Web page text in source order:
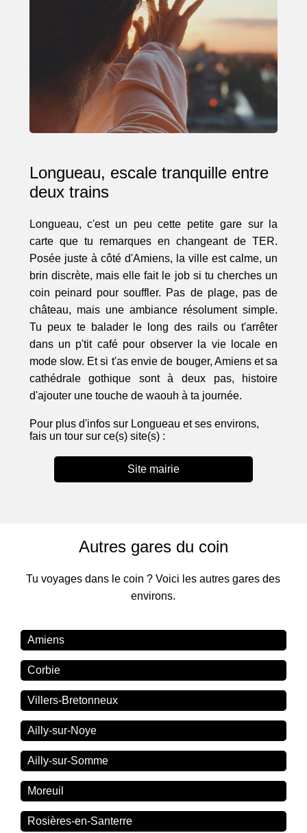
Longueau, escale tranquille entre
deux trains
Longueau, c'est un peu cette petite gare sur la
carte que tu remarques en changeant de TER.
Posée juste à côté d'Amiens, la ville est calme, un
brin discrète, mais elle fait le job si tu cherches un
coin peinard pour souffler. Pas de plage, pas de
château, mais une ambiance résolument simple.
Tu peux te balader le long des rails ou t'arrêter
dans un p'tit café pour observer la vie locale en
mode slow. Et si t'as envie de bouger, Amiens et sa
cathédrale gothique sont à deux pas, histoire
d'ajouter une touche de waouh à ta journée.
Pour plus d'infos sur Longueau et ses environs,
fais un tour sur ce(s) site(s) :
Site mairie
Autres gares du coin
Tu voyages dans le coin ? Voici les autres gares des
environs.
Amiens
Corbie
Villers-Bretonneux
Ailly-sur-Noye
Ailly-sur-Somme
Moreuil
Rosières-en-Santerre